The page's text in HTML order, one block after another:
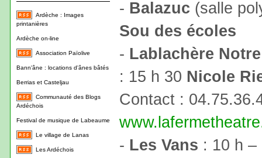
Ardèche : Images
printanières
Ardèche on-line
Association Païolive
Bann'âne : locations d'ânes bâtés
Berrias et Casteljau
Communauté des Blogs
Ardéchois
Festival de musique de Labeaume
Le village de Lanas
Les Ardéchois
- Balazuc (salle
Sou des écoles
- Lablachère
: 15 h 30 Nicole
Contact :
- Les Vans : 10 h